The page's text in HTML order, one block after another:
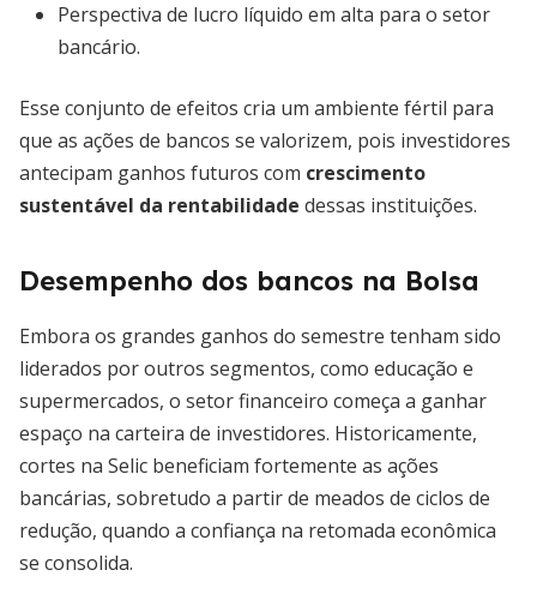
Perspectiva de lucro líquido em alta para o setor
bancário.
Esse conjunto de efeitos cria um ambiente fértil para
que as ações de bancos se valorizem, pois investidores
antecipam ganhos futuros com crescimento
sustentável da rentabilidade dessas instituições.
Desempenho dos bancos na Bolsa
Embora os grandes ganhos do semestre tenham sido
liderados por outros segmentos, como educação e
supermercados, o setor financeiro começa a ganhar
espaço na carteira de investidores. Historicamente,
cortes na Selic beneficiam fortemente as ações
bancárias, sobretudo a partir de meados de ciclos de
redução, quando a confiança na retomada econômica
se consolida.